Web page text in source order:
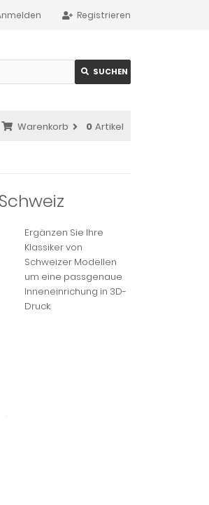
Registrieren
SUCHEN
Warenkorb 0 Artikel
Ergänzen Sie Ihre
Klassiker von
Schweizer Modellen
um eine passgenaue
Inneneinrichung in 3D-
Druck.